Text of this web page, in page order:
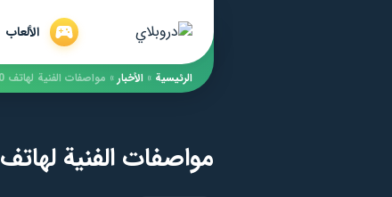
الألعاب
الرئيسية » الأخبار » مواصفات الفنية لهاتف Huawei P40 هواوي ميت 40 برو 4G
مواصفات الفنية لهاتف Huawei P40 هواوي ميت 40 برو 4G